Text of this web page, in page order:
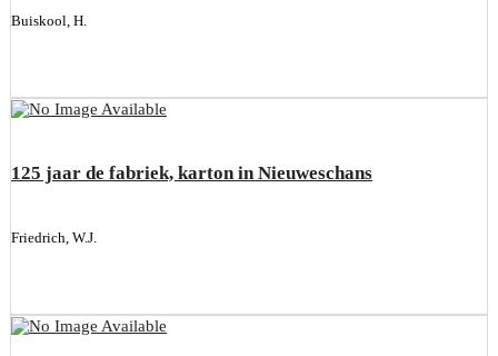
Buiskool, H.
125 jaar de fabriek, karton in Nieuweschans
Friedrich, W.J.